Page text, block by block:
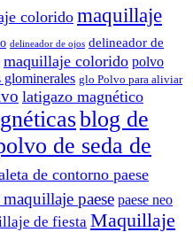
coloridomaquillaje
delineador de ojos delineador de
maquillaje colorido polvo
glominerales glo Polvo para aliviar
latigazo magnético
blog de
de seda de
de contorno paese
maquillaje paese paese neo
de fiesta Maquillaje